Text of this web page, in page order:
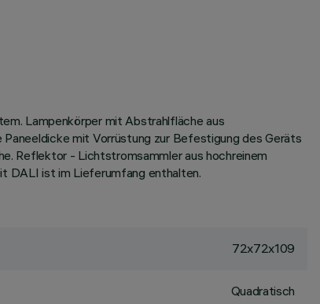
Lampenkörper mit Abstrahlfläche aus
mit Vorrüstung zur Befestigung des Geräts
Reflektor - Lichtstromsammler aus hochreinem
DALI ist im Lieferumfang enthalten.
72x72x109
Quadratisch